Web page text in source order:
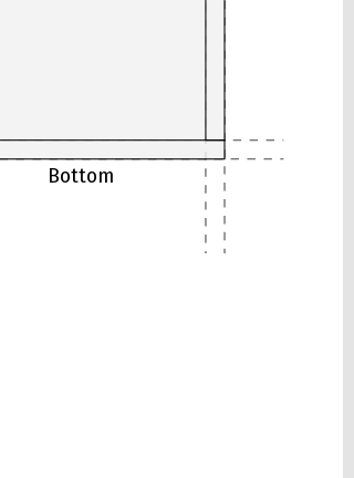
Bottom